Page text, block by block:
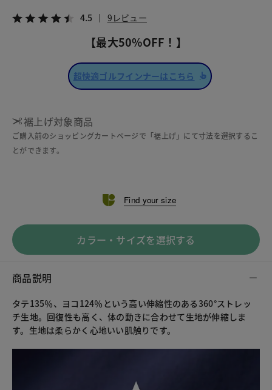
4.5 9レビュー
【最大50%OFF！】
超快適ゴルフインナーはこちら
裾上げ対象商品
ご購入前のショッピングカートページで「裾上げ」にて寸法を選択するこ
とができます。
Find your size
カラー・サイズを選択する
商品説明
タテ135％、ヨコ124％という高い伸縮性のある360°ストレッ
チ生地。回復性も高く、体の動きに合わせて生地が伸縮しま
す。生地は柔らかく心地いい肌触りです。
LINE X